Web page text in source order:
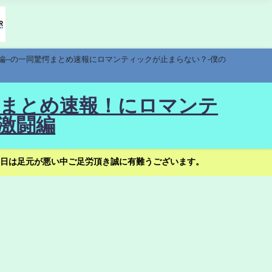
の一同驚愕まとめ速報にロマンティックが止まらない？-僕の
とめ速報！にロマンテ
闘編
足元が悪い中ご足労頂き誠に有難うございます。